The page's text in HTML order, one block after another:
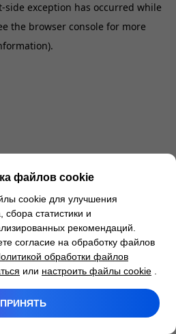
-side exception has occurred while
the browser console for more
файлов cookie
cookie для улучшения
сбора статистики и
рекомендаций.
согласие на обработку файлов
обработки файлов
или настроить файлы cookie
ПРИНЯТЬ